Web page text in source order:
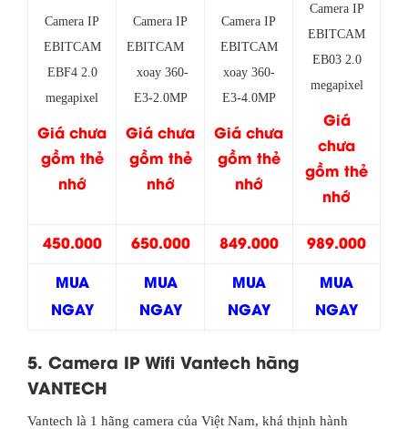
Camera IP
EBITCAM
EBF4 2.0
megapixel
Giá chưa
gồm thẻ
nhớ
Camera IP
EBITCAM
xoay 360-
E3-2.0MP
Giá chưa
gồm thẻ
nhớ
Camera IP
EBITCAM
xoay 360-
E3-4.0MP
Giá chưa
gồm thẻ
nhớ
Camera IP
EBITCAM
EB03 2.0
megapixel
Giá
chưa
gồm thẻ
nhớ
450.000 650.000 849.000
989.000
MUA
NGAY
MUA
NGAY
MUA
NGAY
MUA
NGAY
5. Camera IP Wifi Vantech hãng
VANTECH
Vantech là 1 hãng camera của Việt Nam, khá thịnh hành